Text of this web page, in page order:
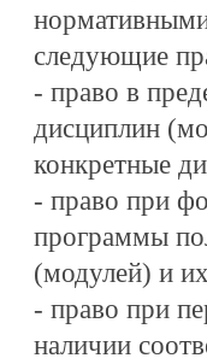
следующие
- право в
дисциплин
конкретные
- право при
программы
(модулей) и
- право при
наличии